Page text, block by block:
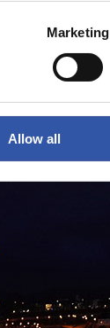
Marketing
Allow all